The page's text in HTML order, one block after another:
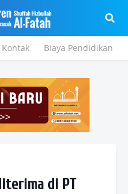
Kontak Biaya Pendidikan
di PT